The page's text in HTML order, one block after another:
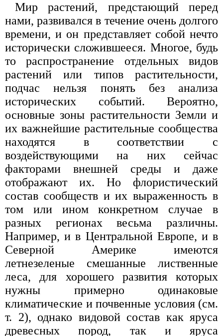
Мир растений, предстающий перед
нами, развивался в течение очень долгого
времени, и он представляет собой нечто
исторически сложившееся. Многое, будь
то распространение отдельных видов
растений или типов растительности,
подчас нельзя понять без анализа
исторических событий. Вероятно,
основные зоны растительности Земли и
их важнейшие растительные сообщества
находятся в соответствии с
воздействующими на них сейчас
факторами внешней среды и даже
отображают их. Но флористический
состав сообществ и их выраженность в
том или ином конкретном случае в
разных регионах весьма различны.
Например, и в Центральной Европе, и в
Северной Америке имеются
летнезеленые смешанные лиственные
леса, для хорошего развития которых
нужны примерно одинаковые
климатические и почвенные условия (см.
т. 2), однако видовой состав как яруса
древесных пород, так и яруса